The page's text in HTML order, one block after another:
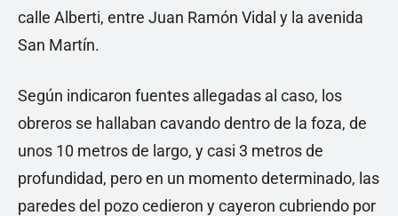
calle Alberti, entre Juan Ramón Vidal y la avenida
San Martín.
Según indicaron fuentes allegadas al caso, los
obreros se hallaban cavando dentro de la foza, de
unos 10 metros de largo, y casi 3 metros de
profundidad, pero en un momento determinado, las
paredes del pozo cedieron y cayeron cubriendo por